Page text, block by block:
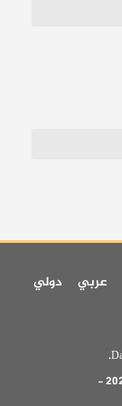
عربي
دولي